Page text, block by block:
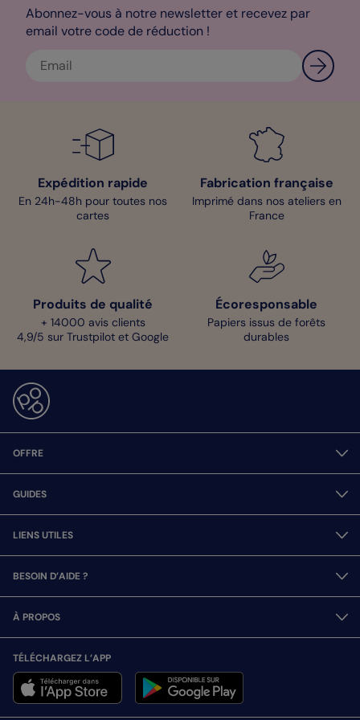
Abonnez-vous à notre newsletter et recevez par
email votre code de réduction !
Expédition rapide
En 24h-48h pour toutes nos
cartes
Fabrication française
Imprimé dans nos ateliers en
France
Produits de qualité
+ 14000 avis clients
4,9/5 sur Trustpilot et Google
Écoresponsable
Papiers issus de forêts
durables
OFFRE
GUIDES
LIENS UTILES
BESOIN D’AIDE ?
À PROPOS
TÉLÉCHARGEZ L’APP